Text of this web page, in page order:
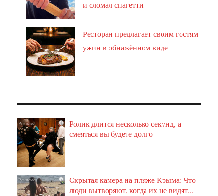
и сломал спагетти
Ресторан предлагает своим гостям
ужин в обнажённом виде
i
Ролик длится несколько секунд, а
смеяться вы будете долго
i
Скрытая камера на пляже Крыма: Что
люди вытворяют, когда их не видят...